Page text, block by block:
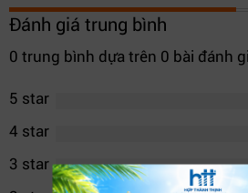
Đánh giá trung bình
0 trung bình dựa trên 0 bài đánh
5 star
4 star
3 star